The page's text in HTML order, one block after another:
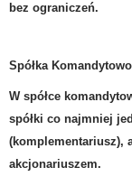
bez ograniczeń.
Spółka
W spółce
spółki co najmniej
(komplementariusz),
akcjonariuszem.